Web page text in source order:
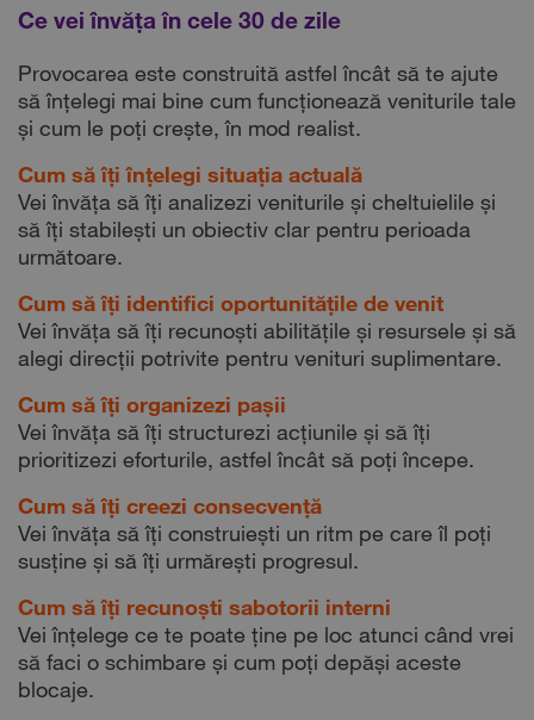
Ce vei învăța în cele 30 de zile
Provocarea este construită astfel încât să te ajute
să înțelegi mai bine cum funcționează veniturile tale
și cum le poți crește, în mod realist.
Cum să îți înțelegi situația actuală
Vei învăța să îți analizezi veniturile și cheltuielile și
să îți stabilești un obiectiv clar pentru perioada
următoare.
Cum să îți identifici oportunitățile de venit
Vei învăța să îți recunoști abilitățile și resursele și să
alegi direcții potrivite pentru venituri suplimentare.
Cum să îți organizezi pașii
Vei învăța să îți structurezi acțiunile și să îți
prioritizezi eforturile, astfel încât să poți începe.
Cum să îți creezi consecvență
Vei învăța să îți construiești un ritm pe care îl poți
susține și să îți urmărești progresul.
Cum să îți recunoști sabotorii interni
Vei înțelege ce te poate ține pe loc atunci când vrei
să faci o schimbare și cum poți depăși aceste
blocaje.